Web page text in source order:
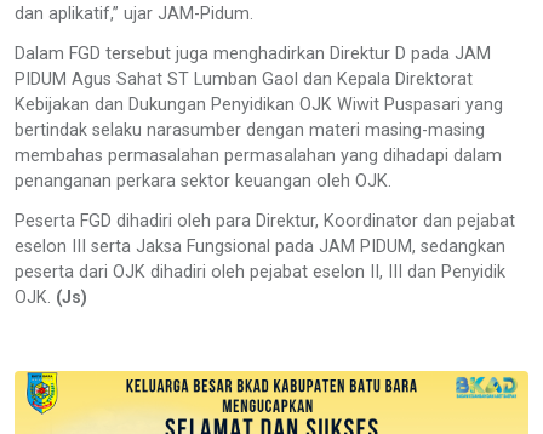
dan aplikatif,” ujar JAM-Pidum.
Dalam FGD tersebut juga menghadirkan Direktur D pada JAM
PIDUM Agus Sahat ST Lumban Gaol dan Kepala Direktorat
Kebijakan dan Dukungan Penyidikan OJK Wiwit Puspasari yang
bertindak selaku narasumber dengan materi masing-masing
membahas permasalahan permasalahan yang dihadapi dalam
penanganan perkara sektor keuangan oleh OJK.
Peserta FGD dihadiri oleh para Direktur, Koordinator dan pejabat
eselon III serta Jaksa Fungsional pada JAM PIDUM, sedangkan
peserta dari OJK dihadiri oleh pejabat eselon II, III dan Penyidik
OJK. (Js)